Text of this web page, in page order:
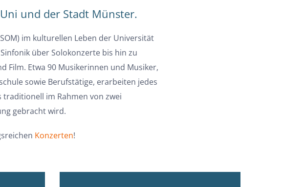
und der Stadt Münster.
im kulturellen Leben der Universität
über Solokonzerte bis hin zu
Film. Etwa 90 Musikerinnen und Musiker,
sowie Berufstätige, erarbeiten jedes
im Rahmen von zwei
gebracht wird.
Konzerten!